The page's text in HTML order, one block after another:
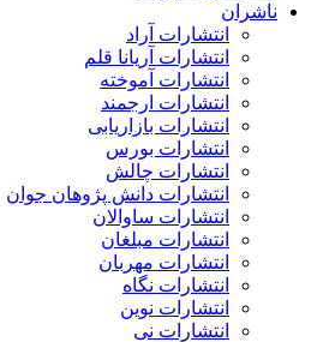
ناشران
انتشارات آراد
انتشارات آریانا قلم
انتشارات آموخته
انتشارات ارجمند
انتشارات بازاریابی
انتشارات بورس
انتشارات چالش
انتشارات دانش پژوهان جوان
انتشارات ساوالان
انتشارات مبلغان
انتشارات مهربان
انتشارات نگاه
انتشارات نوین
انتشارات نی